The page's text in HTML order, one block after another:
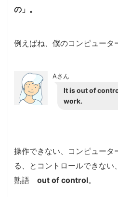
の」。
例えばね、僕のコンピュータ
Aさん
It is out of
work.
操作できない、コンピュータ
る、とコントロールできな
熟語 out of control。